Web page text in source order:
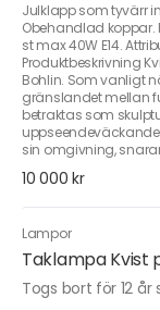
Julklapp som tyvärr
Obehandlad koppar.
st max 40W E14.
Produktbeskrivning
Bohlin. Som vanligt
gränslandet mellan
betraktas som
sin omgivning,
10 000 kr
Lampor
Taklampa Kvist
Togs bort för 12 år